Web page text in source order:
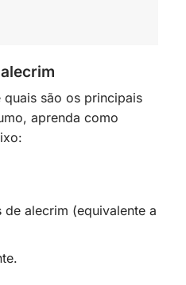
são os principais
aprenda como
alecrim (equivalente a